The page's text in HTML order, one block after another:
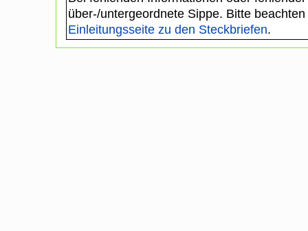
über-/untergeordnete Sippe. Bitte
Einleitungsseite zu den Steckbriefen.